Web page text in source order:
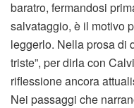
baratro, fermandosi
salvataggio, è il motivo
leggerlo. Nella prosa di
triste”, per dirla con
riflessione ancora
Nei passaggi che